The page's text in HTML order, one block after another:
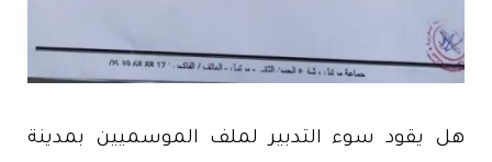
هل يقود سوء التدبير لملف الموسميين بمدينة